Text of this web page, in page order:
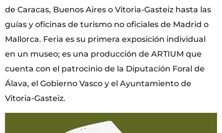
de Caracas, Buenos Aires o Vitoria-Gasteiz hasta las
guías y oficinas de turismo no oficiales de Madrid o
Mallorca. Feria es su primera exposición individual
en un museo; es una producción de ARTIUM que
cuenta con el patrocinio de la Diputación Foral de
Álava, el Gobierno Vasco y el Ayuntamiento de
Vitoria-Gasteiz.